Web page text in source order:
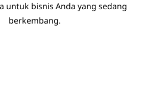
untuk bisnis Anda yang sedang
berkembang.